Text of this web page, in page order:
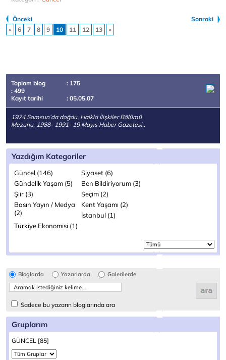
Önceki
Sonraki
«
6 7 8 9 10 11 12 13 »
Toplam blog
: 175
: 499
Kayıt tarihi
: 05.05.07
1974 Samsun’da doğdu. Halkla İlişkiler Bölümü
Mezunu, 1988- 1991- 19 Mayıs Haber Gazetesi..
Yazdığım Kategoriler
Güncel (146)
Siyaset (6)
Gündelik Yaşam (5)
Ben Bildiriyorum (3)
Şiir (3)
Seçim (2)
Basın Yayın / Medya
(2)
Kent Yaşamı (2)
İstanbul (1)
Türkiye Ekonomisi (1)
Bloglarda Yazarlarda Galerilerde
Sadece bu yazarın bloglarında ara
Gruplarım
GÜNCEL [85]